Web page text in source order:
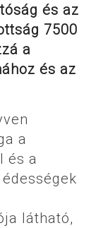
és az
7500
a
és az
a
és a
látható,